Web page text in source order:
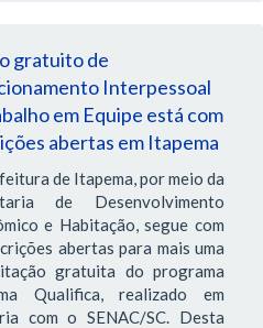
gratuito de
Interpessoal
em Equipe está com
abertas em Itapema
de Itapema, por meio da
de Desenvolvimento
e Habitação, segue com
abertas para mais uma
gratuita do programa
Qualifica, realizado em
com o SENAC/SC. Desta